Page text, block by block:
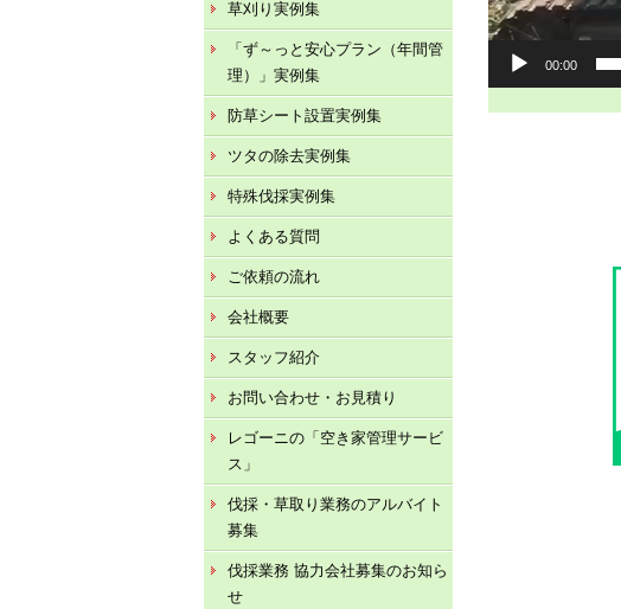
00:00
草刈り実例集
「ず～っと安心プラン（年間管
理）」実例集
防草シート設置実例集
ツタの除去実例集
特殊伐採実例集
よくある質問
ご依頼の流れ
会社概要
スタッフ紹介
お問い合わせ・お見積り
レゴーニの「空き家管理サービ
ス」
伐採・草取り業務のアルバイト
募集
伐採業務 協力会社募集のお知ら
せ